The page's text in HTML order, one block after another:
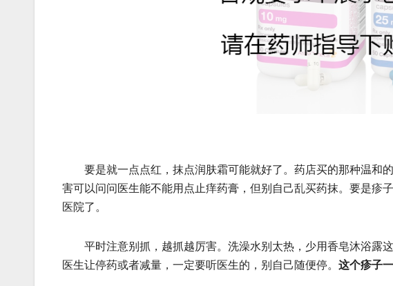
要是就一点点红，抹点润肤霜可能就好了。药店买的那种温和
害可以问问医生能不能用点止痒药膏，但别自己乱买药抹。要是疹
医院了。
平时注意别抓，越抓越厉害。洗澡水别太热，少用香皂沐浴露
医生让停药或者减量，一定要听医生的，别自己随便停。 这个疹子